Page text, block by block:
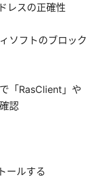
レスの正確性
ソフトのブロック
「RasClient」や
認
ールする